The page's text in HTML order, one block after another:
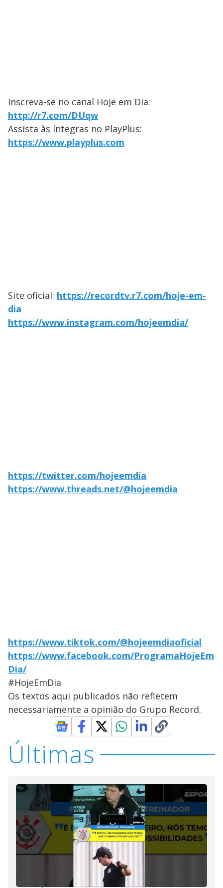
Inscreva-se no canal Hoje em Dia:
http://r7.com/DUqw
Assista às íntegras no PlayPlus:
https://www.playplus.com
Site oficial: https://recordtv.r7.com/hoje-em-
dia
https://www.instagram.com/hojeemdia/
https://twitter.com/hojeemdia
https://www.threads.net/@hojeemdia
https://www.tiktok.com/@hojeemdiaoficial
https://www.facebook.com/ProgramaHojeEm
Dia/
#HojeEmDia
Os textos aqui publicados não refletem
necessariamente a opinião do Grupo Record.
Últimas